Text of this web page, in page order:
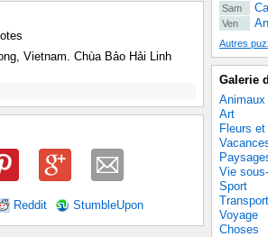
Vietnam. Chùa Bảo Hải Linh
Reddit StumbleUpon
Sam
Ven
Autres
Galerie
Animaux
Art
Fleurs
Vie
Sport
Transport
Voyage
Choses